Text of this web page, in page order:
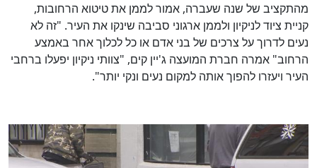
מהתקציב של שנה שעברה, אמור לממן את טיטוא הרחובות,
קניית ציוד לניקיון ולממן ארגוני סביבה שינקו את העיר. "זה לא
נעים לדרוך על צרכים של בני אדם או כל לכלוך אחר באמצע
הרחוב" אמרה חברת המועצה ג'יין קים, "צוותי ניקיון יפעלו ברחבי
העיר ויעזרו להפוך אותה למקום נעים ונקי יותר".